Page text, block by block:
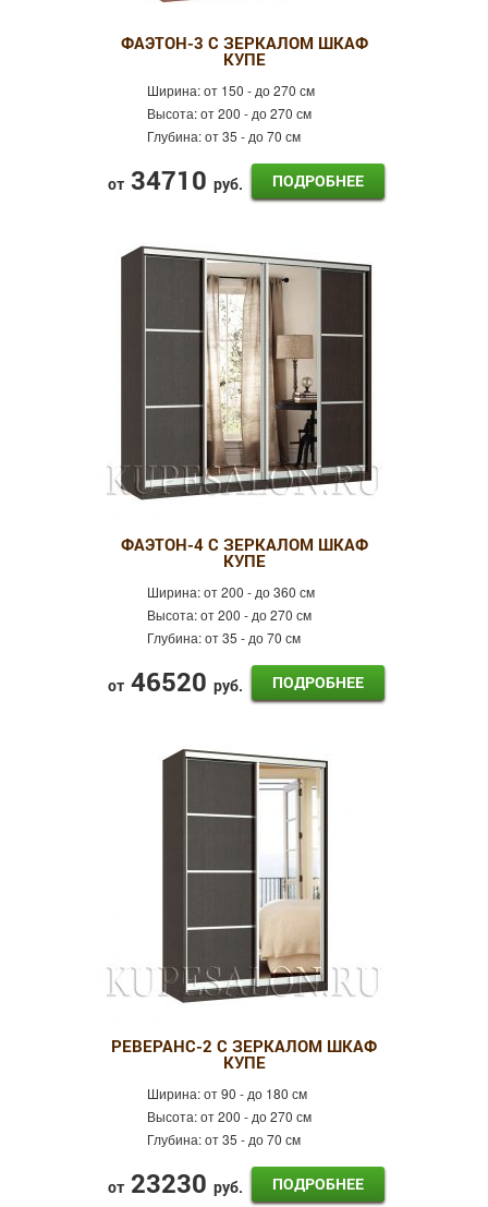
ФАЭТОН-3 С ЗЕРКАЛОМ ШКАФ
КУПЕ
Ширина:от 150 - до 270 см
Высота:от 200 - до 270 см
Глубина:от 35 - до 70 см
от 34710 руб. ПОДРОБНЕЕ
ФАЭТОН-4 С ЗЕРКАЛОМ ШКАФ
КУПЕ
Ширина:от 200 - до 360 см
Высота:от 200 - до 270 см
Глубина:от 35 - до 70 см
от 46520 руб. ПОДРОБНЕЕ
РЕВЕРАНС-2 С ЗЕРКАЛОМ ШКАФ
КУПЕ
Ширина:от 90 - до 180 см
Высота:от 200 - до 270 см
Глубина:от 35 - до 70 см
от 23230 руб. ПОДРОБНЕЕ